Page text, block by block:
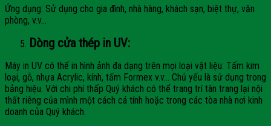
Ứng dụng: Sử dụng cho gia đình, nhà hàng, khách sạn, biệt thự, văn
phòng, v.v…
Dòng cửa thép in UV:
Máy in UV có thể in hình ảnh đa dạng trên mọi loại vật liệu: Tấm kim
loại, gỗ, nhựa Acrylic, kính, tấm Formex v.v… Chủ yếu là sử dụng trong
bảng hiệu. Với chi phí thấp Quý khách có thể trang trí tân trang lại nội
thất riêng của mình một cách cá tính hoặc trong các tòa nhà nơi kinh
doanh của Quý khách.